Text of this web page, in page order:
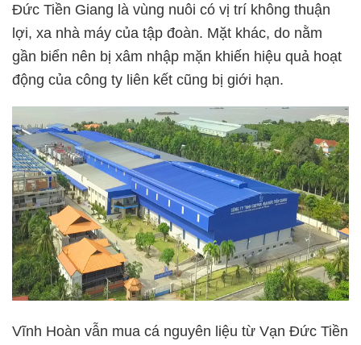
Đức Tiền Giang là vùng nuôi có vị trí không thuận
lợi, xa nhà máy của tập đoàn. Mặt khác, do nằm
gần biển nên bị xâm nhập mặn khiến hiệu quả hoạt
động của công ty liên kết cũng bị giới hạn.
Vĩnh Hoàn vẫn mua cá nguyên liệu từ Vạn Đức Tiền